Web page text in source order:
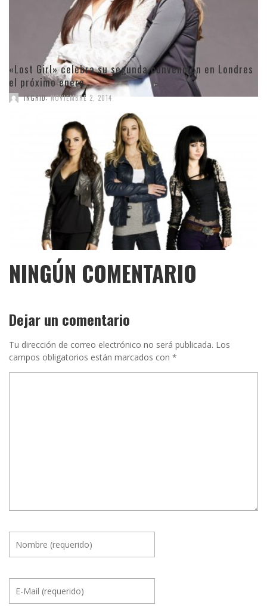
«Lost Girl» celebra su segunda convención en Londres
el próximo enero
INGRID, NOVIEMBRE 2, 2014
NINGÚN COMENTARIO
Dejar un comentario
Tu dirección de correo electrónico no será publicada. Los
campos obligatorios están marcados con *